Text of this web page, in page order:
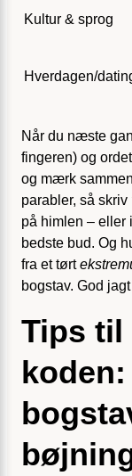
Kultur & sprog
Hverdagen/
Når du næste
fingeren) og
og mærk
parabler, så skriv
på himlen – eller
bedste bud. Og
fra et tørt
bogstav. God
Tips
koden: